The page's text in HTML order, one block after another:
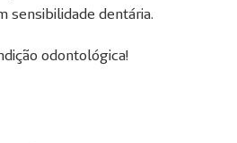
sensibilidade dentária.
odontológica!